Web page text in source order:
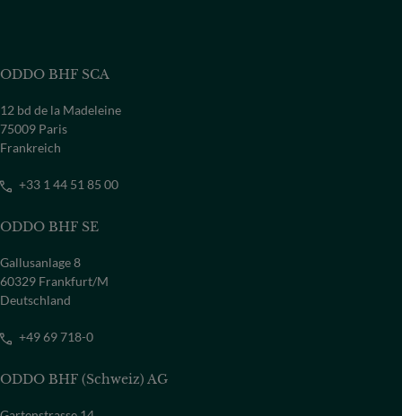
ODDO BHF SCA
12 bd de la Madeleine
75009 Paris
Frankreich
+33 1 44 51 85 00
ODDO BHF SE
Gallusanlage 8
60329 Frankfurt/M
Deutschland
+49 69 718-0
ODDO BHF (Schweiz) AG